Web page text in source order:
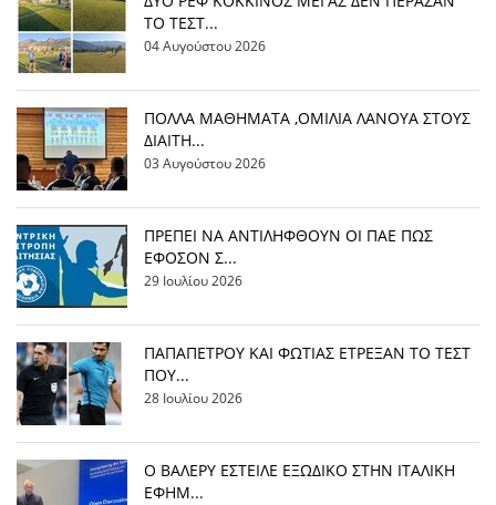
ΤΟ ΤΕΣΤ...
04 Αυγούστου 2026
ΠΟΛΛΑ ΜΑΘΗΜΑΤΑ ,ΟΜΙΛΙΑ ΛΑΝΟΥΑ ΣΤΟΥΣ
ΔΙΑΙΤΗ...
03 Αυγούστου 2026
ΠΡΕΠΕΙ ΝΑ ΑΝΤΙΛΗΦΘΟΥΝ ΟΙ ΠΑΕ ΠΩΣ
ΕΦΟΣΟΝ Σ...
29 Ιουλίου 2026
ΠΑΠΑΠΕΤΡΟΥ ΚΑΙ ΦΩΤΙΑΣ ΕΤΡΕΞΑΝ ΤΟ ΤΕΣΤ
ΠΟΥ...
28 Ιουλίου 2026
Ο ΒΑΛΕΡΥ ΕΣΤΕΙΛΕ ΕΞΩΔΙΚΟ ΣΤΗΝ ΙΤΑΛΙΚΗ
ΕΦΗΜ...